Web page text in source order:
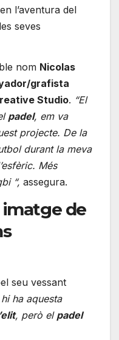
l’aventura del
seves
nom Nicolas
grafista
Studio. “El
padel, em va
projecte. De la
durant la meva
Més
“, assegura.
imatge de
seu vessant
hi ha aquesta
, però el padel